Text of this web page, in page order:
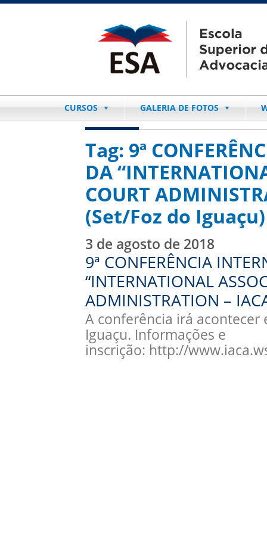
CURSOS GALERIA DE FOTOS
Tag: 9ª
DA
COURT
(Set/Foz do Iguaçu)
3 de agosto de 2018
9ª CONFERÊNCIA
“INTERNATIONAL
ADMINISTRATION –
A conferência irá acontecer
Iguaçu. Informações e
inscrição: http://